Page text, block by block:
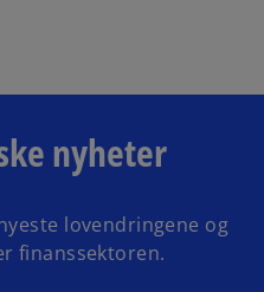
nyheter
lovendringene og
finanssektoren.